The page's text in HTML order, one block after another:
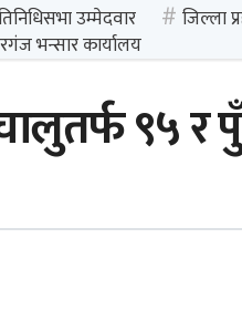
उम्मेदवार जिल्ला
भन्सार कार्यालय
९५ र